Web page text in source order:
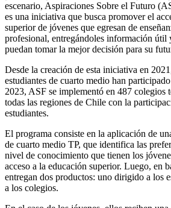
escenario, Aspiraciones Sobre el Futuro
es una iniciativa que busca promover el
superior de jóvenes que egresan de
profesional, entregándoles información útil
puedan tomar la mejor decisión para su
Desde la creación de esta iniciativa en
estudiantes de cuarto medio han
2023, ASF se implementó en 487 colegios
todas las regiones de Chile con la
estudiantes.
El programa consiste en la aplicación de
de cuarto medio TP, que identifica las
nivel de conocimiento que tienen los
acceso a la educación superior. Luego, en
entregan dos productos: uno dirigido a los
a los colegios.